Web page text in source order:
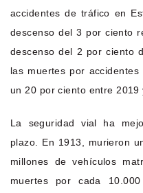
accidentes de tráfico en
descenso del 3 por ciento
descenso del 2 por ciento
las muertes por
un 20 por ciento entre 2019
La seguridad vial ha
plazo. En 1913, murieron
millones de vehículos
muertes por cada